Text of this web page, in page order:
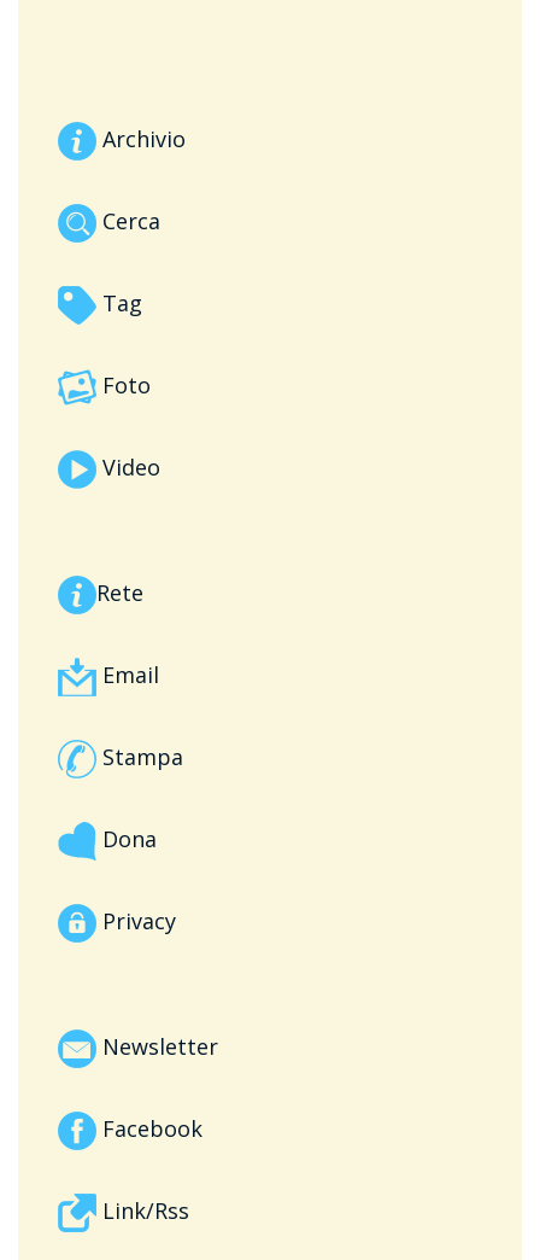
Archivio
Cerca
Tag
Foto
Video
Rete
Email
Stampa
Dona
Privacy
Newsletter
Facebook
Link/Rss